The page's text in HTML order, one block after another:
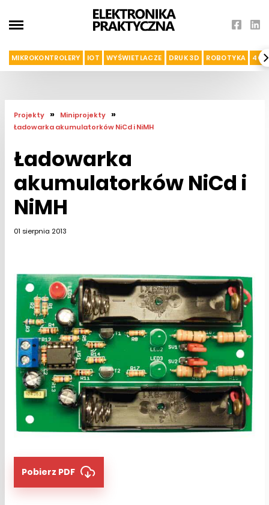
MIKROKONTROLERY IOT WYŚWIETLACZE DRUK 3D ROBOTYKA 4G I
Projekty » Miniprojekty »
Ładowarka akumulatorków NiCd i NiMH
Ładowarka
akumulatorków NiCd i
NiMH
01 sierpnia 2013
Pobierz PDF